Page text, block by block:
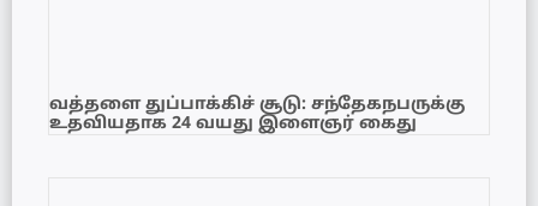
வத்தளை துப்பாக்கிச் சூடு: சந்தேகநபருக்கு
உதவியதாக 24 வயது இளைஞர் கைது